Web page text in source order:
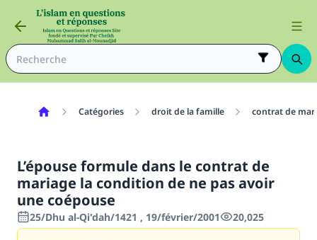
Catégories droit de la famille contrat de
L’épouse formule dans le contrat de
mariage la condition de ne pas avoir
une coépouse
25/Dhu al-Qi'dah/1421 , 19/février/2001 20,025